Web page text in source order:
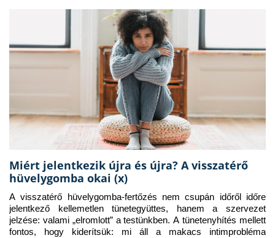
Miért jelentkezik újra és újra? A visszatérő
hüvelygomba okai (x)
A visszatérő hüvelygomba-fertőzés nem csupán időről időre
jelentkező kellemetlen tünetegyüttes, hanem a szervezet
jelzése: valami „elromlott” a testünkben. A tünetenyhítés mellett
fontos, hogy kiderítsük: mi áll a makacs intimprobléma